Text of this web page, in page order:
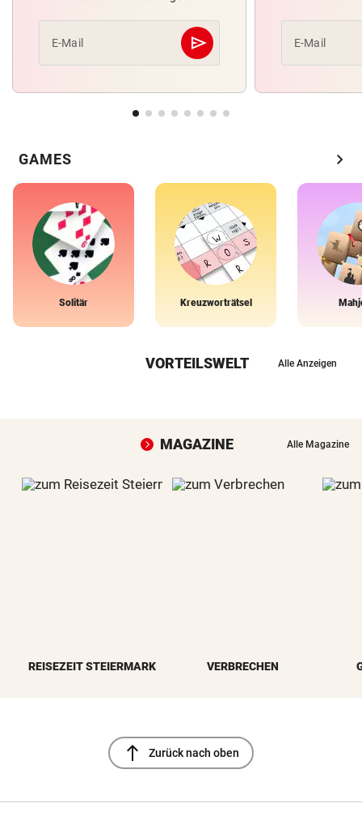
E-Mail send
Abschicken E-Mail
GAMES chevron_right
Solitär Kreuzworträtsel
VORTEILSWELT Alle Anzeigen
MAGAZINE Alle Magazine
REISEZEIT STEIERMARK VERBRECHEN
north Zurück nach oben